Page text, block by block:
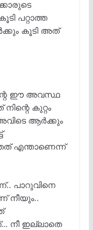
പറ്റാത്ത
ക്കും കൂടി അത്
ഈ അവസ്ഥ
കുറ്റം
ആര്ക്കും
എന്താണെന്ന്
പാറുവിനെ
നീയും..
നീ ഇല്ലാതെ